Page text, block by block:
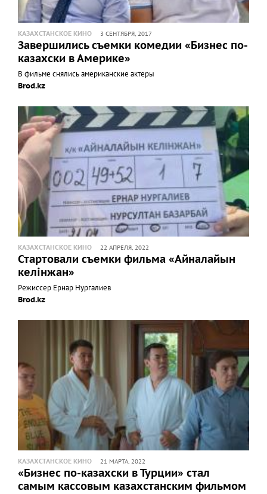
КАЗАХСТАНСКОЕ КИНО 3 СЕНТЯБРЯ, 2017
Завершились съемки комедии «Бизнес по-
казахски в Америке»
В фильме снялись американские актеры
Brod.kz
КАЗАХСТАНСКОЕ КИНО 22 АПРЕЛЯ, 2022
Стартовали съемки фильма «Айналайын
келінжан»
Режиссер Ернар Нургалиев
Brod.kz
КАЗАХСТАНСКОЕ КИНО 21 МАРТА, 2022
«Бизнес по-казахски в Турции» стал
самым кассовым казахстанским фильмом